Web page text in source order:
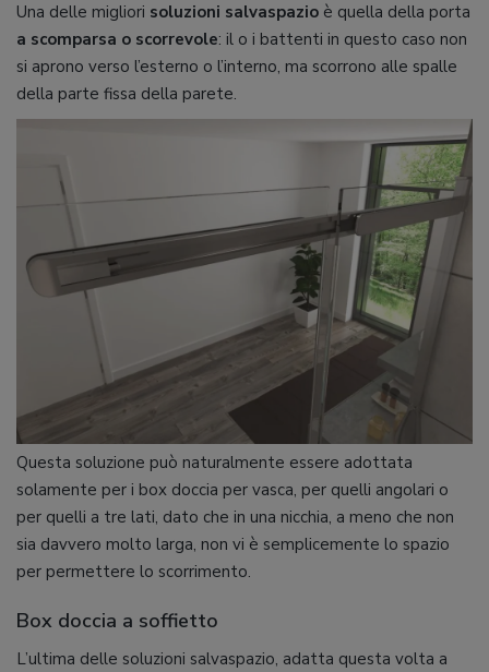
Una delle migliori soluzioni salvaspazio è quella della porta
a scomparsa o scorrevole: il o i battenti in questo caso non
si aprono verso l’esterno o l’interno, ma scorrono alle spalle
della parte fissa della parete.
Questa soluzione può naturalmente essere adottata
solamente per i box doccia per vasca, per quelli angolari o
per quelli a tre lati, dato che in una nicchia, a meno che non
sia davvero molto larga, non vi è semplicemente lo spazio
per permettere lo scorrimento.
Box doccia a soffietto
L’ultima delle soluzioni salvaspazio, adatta questa volta a